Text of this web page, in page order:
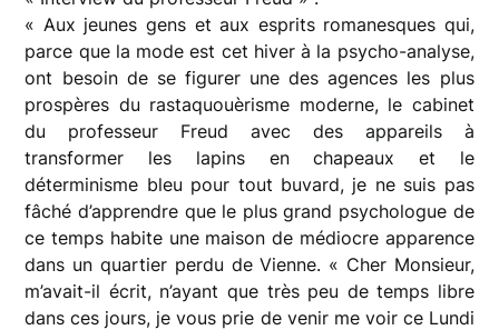
« Aux jeunes gens et aux esprits romanesques qui,
parce que la mode est cet hiver à la psycho-analyse,
ont besoin de se figurer une des agences les plus
prospères du rastaquouèrisme moderne, le cabinet
du professeur Freud avec des appareils à
transformer les lapins en chapeaux et le
déterminisme bleu pour tout buvard, je ne suis pas
fâché d’apprendre que le plus grand psychologue de
ce temps habite une maison de médiocre apparence
dans un quartier perdu de Vienne. « Cher Monsieur,
m’avait-il écrit, n’ayant que très peu de temps libre
dans ces jours, je vous prie de venir me voir ce Lundi